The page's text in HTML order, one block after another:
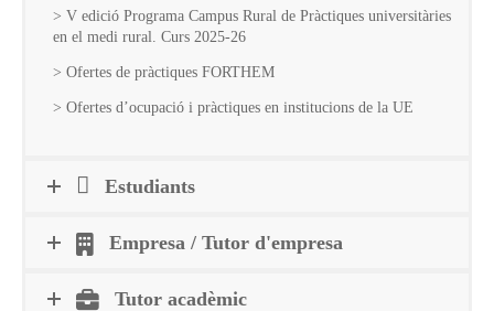
> V edició Programa Campus Rural de Pràctiques universitàries
en el medi rural. Curs 2025-26
> Ofertes de pràctiques FORTHEM
> Ofertes d’ocupació i pràctiques en institucions de la UE
Estudiants
Empresa / Tutor d'empresa
Tutor acadèmic